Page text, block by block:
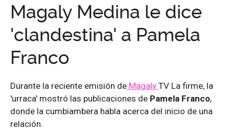
Magaly Medina le dice
'clandestina' a Pamela
Franco
Durante la reciente emisión de Magaly TV La firme, la
'urraca' mostró las publicaciones de Pamela Franco,
donde la cumbiambera habla acerca del inicio de una
relación.